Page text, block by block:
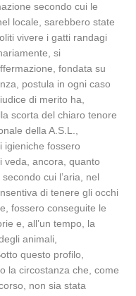
secondo cui le
locale, sarebbero state
vivere i gatti randagi
si
fondata su
postula in ogni caso
di merito ha,
scorta del chiaro tenore
della A.S.L.,
igieniche fossero
veda, ancora, quanto
cui l’aria, nel
di tenere gli occhi
fossero conseguite le
e, all’un tempo, la
animali,
questo profilo,
la circostanza che, come
non sia stata